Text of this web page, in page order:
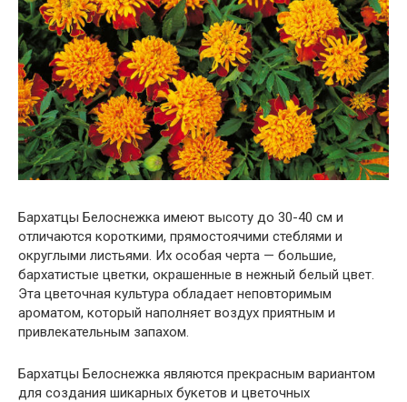
Бархатцы Белоснежка имеют высоту до 30-40 см и
отличаются короткими, прямостоячими стеблями и
округлыми листьями. Их особая черта — большие,
бархатистые цветки, окрашенные в нежный белый цвет.
Эта цветочная культура обладает неповторимым
ароматом, который наполняет воздух приятным и
привлекательным запахом.
Бархатцы Белоснежка являются прекрасным вариантом
для создания шикарных букетов и цветочных